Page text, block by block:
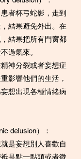
者杯弓蛇影，走到
結果避免外出。在
結果把所有門窗都
過氣來。
神分裂或者妄想症
影響他們的生活，
想出現各種情緒病
delusion）：
是妄想別人喜歡自
是點一點頭或者微